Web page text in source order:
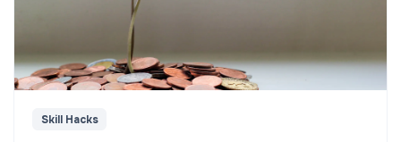
Skill Hacks